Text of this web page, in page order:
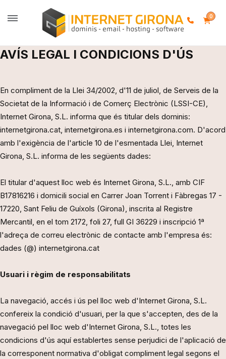
0
AVÍS LEGAL I CONDICIONS D'ÚS
En compliment de la Llei 34/2002, d'11 de juliol, de Serveis de la
Societat de la Informació i de Comerç Electrònic (LSSI-CE),
Internet Girona, S.L. informa que és titular dels dominis:
internetgirona.cat, internetgirona.es i internetgirona.com. D'acord
amb l'exigència de l'article 10 de l'esmentada Llei, Internet
Girona, S.L. informa de les següents dades:
El titular d'aquest lloc web és Internet Girona, S.L., amb CIF
B17816216 i domicili social en Carrer Joan Torrent i Fàbregas 17 -
17220, Sant Feliu de Guíxols (Girona), inscrita al Registre
Mercantil, en el tom 2172, foli 27, full GI 36229 i inscripció 1ª
l'adreça de correu electrònic de contacte amb l'empresa és:
dades (@) internetgirona.cat
Usuari i règim de responsabilitats
La navegació, accés i ús pel lloc web d'Internet Girona, S.L.
confereix la condició d'usuari, per la que s'accepten, des de la
navegació pel lloc web d'Internet Girona, S.L., totes les
condicions d'ús aquí establertes sense perjudici de l'aplicació de
la corresponent normativa d'obligat compliment legal segons el